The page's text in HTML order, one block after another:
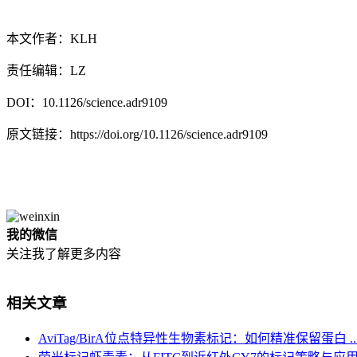
本文作者：KLH
责任编辑：LZ
DOI：10.1126/science.adr9109
原文链接：https://doi.org/10.1126/science.adr9109
我的微信
关注我了解更多内容
相关文章
AviTag/BirA位点特异性生物素标记：如何精准保留蛋白